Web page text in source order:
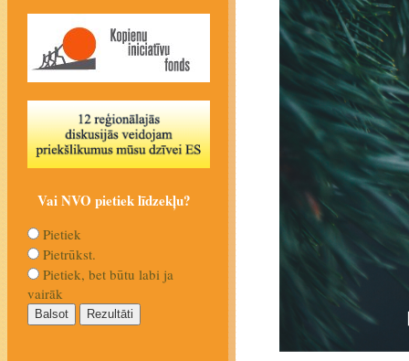
Vai NVO pietiek līdzekļu?
Pietiek
Pietrūkst.
Pietiek, bet būtu labi ja
vairāk